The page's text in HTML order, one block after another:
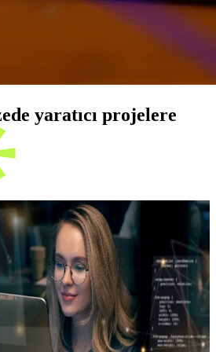
yaratıcı projelere